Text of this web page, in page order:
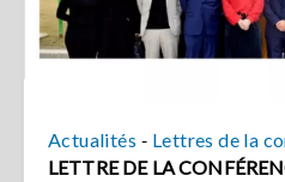
Actualités - Lettres de la
LETTRE DE LA